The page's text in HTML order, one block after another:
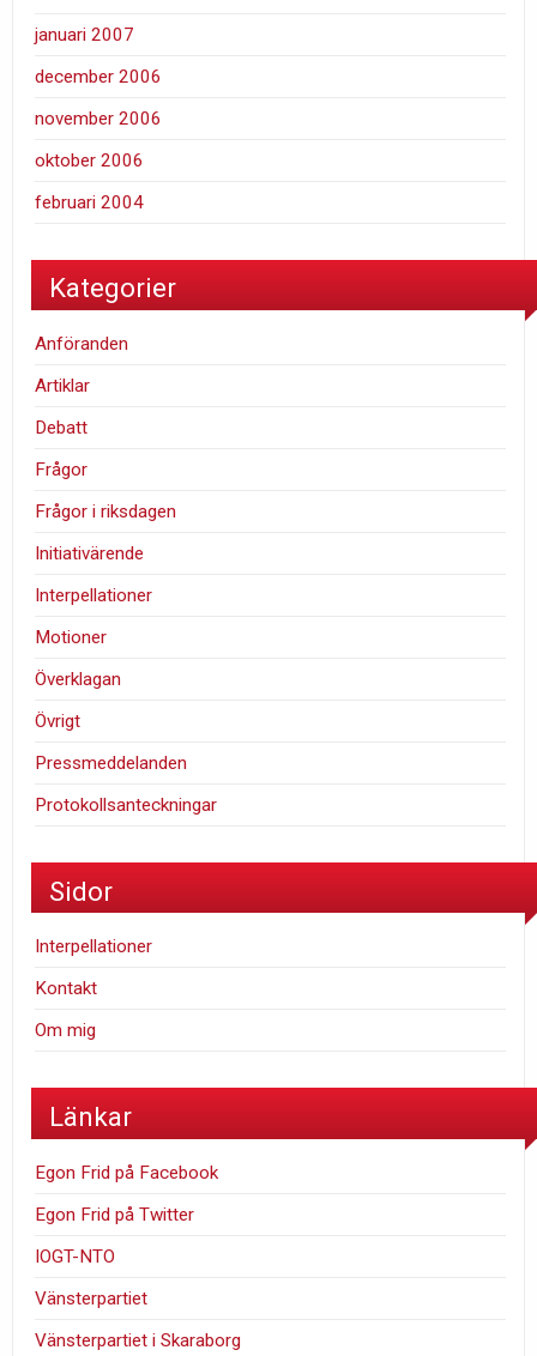
januari 2007
december 2006
november 2006
oktober 2006
februari 2004
Kategorier
Anföranden
Artiklar
Debatt
Frågor
Frågor i riksdagen
Initiativärende
Interpellationer
Motioner
Överklagan
Övrigt
Pressmeddelanden
Protokollsanteckningar
Sidor
Interpellationer
Kontakt
Om mig
Länkar
Egon Frid på Facebook
Egon Frid på Twitter
IOGT-NTO
Vänsterpartiet
Vänsterpartiet i Skaraborg